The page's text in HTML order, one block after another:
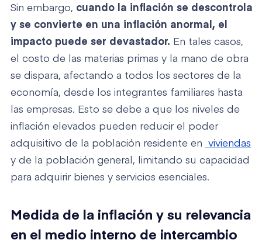
Sin embargo, cuando la inflación se descontrola
y se convierte en una inflación anormal, el
impacto puede ser devastador. En tales casos,
el costo de las materias primas y la mano de obra
se dispara, afectando a todos los sectores de la
economía, desde los integrantes familiares hasta
las empresas. Esto se debe a que los niveles de
inflación elevados pueden reducir el poder
adquisitivo de la población residente en
viviendas
y de la población general, limitando su capacidad
para adquirir bienes y servicios esenciales.
Medida de la inflación y su relevancia
en el medio interno de intercambio